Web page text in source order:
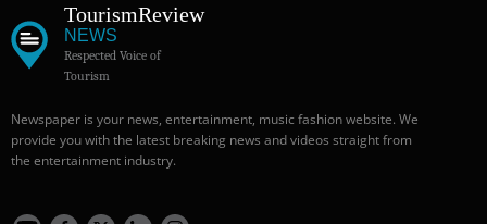
TourismReview
NEWS
Respected Voice of
Tourism
Newspaper is your news, entertainment, music fashion website. We
provide you with the latest breaking news and videos straight from
the entertainment industry.